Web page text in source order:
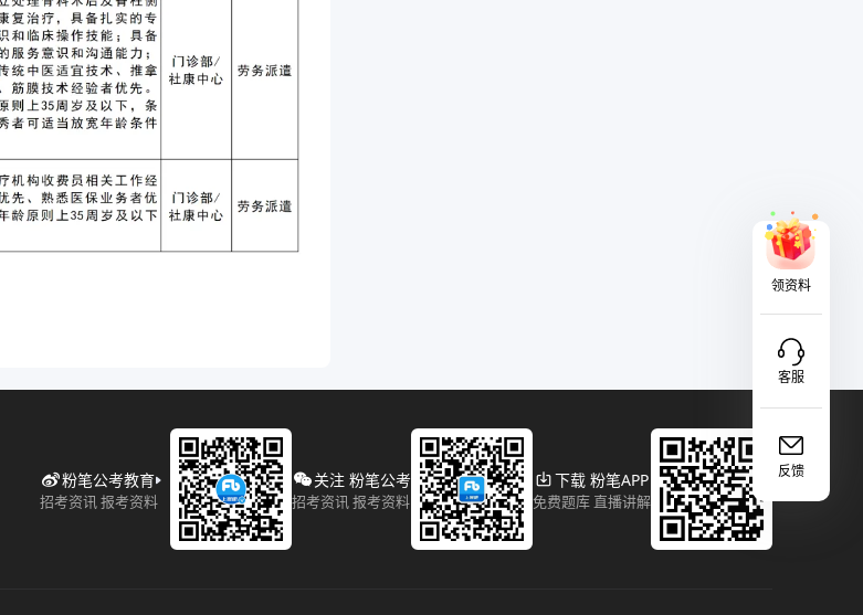
领资料
客服
反馈
粉笔公考教育
招考资讯 报考资料
关注 粉笔公考
招考资讯 报考资料
下载 粉笔APP
免费题库 直播讲解